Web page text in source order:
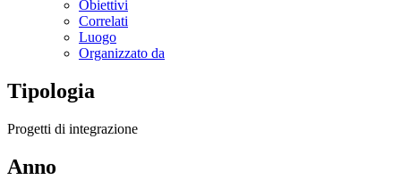
Obiettivi
Correlati
Luogo
Organizzato da
Tipologia
Progetti di integrazione
Anno